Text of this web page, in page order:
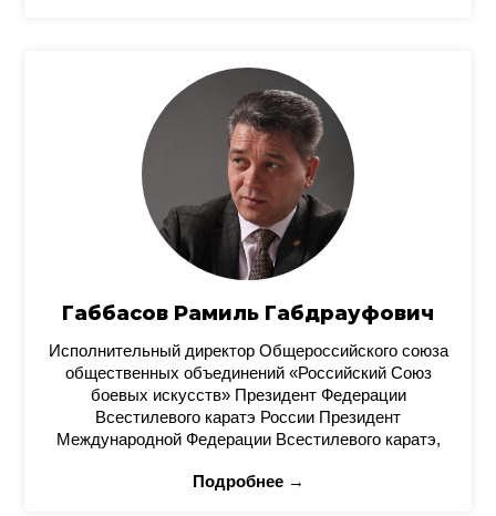
Габбасов Рамиль Габдрауфович
Исполнительный директор Общероссийского союза
общественных объединений «Российский Союз
боевых искусств» Президент Федерации
Всестилевого каратэ России Президент
Международной Федерации Всестилевого каратэ,
Подробнее →